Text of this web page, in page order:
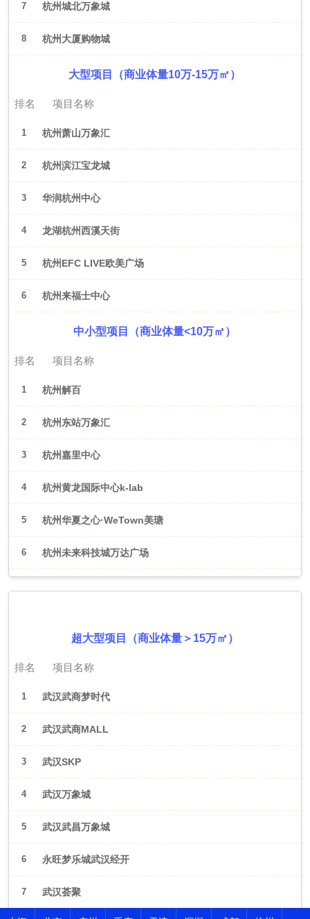
7 杭州城北万象城
8 杭州大厦购物城
大型项目（商业体量10万-15万㎡）
排名 项目名称
1 杭州萧山万象汇
2 杭州滨江宝龙城
3 华润杭州中心
4 龙湖杭州西溪天街
5 杭州EFC LIVE欧美广场
6 杭州来福士中心
中小型项目（商业体量<10万㎡）
排名 项目名称
1 杭州解百
2 杭州东站万象汇
3 杭州嘉里中心
4 杭州黄龙国际中心k-lab
5 杭州华夏之心·WeTown美瑭
6 杭州未来科技城万达广场
超大型项目（商业体量＞15万㎡）
排名 项目名称
1 武汉武商梦时代
2 武汉武商MALL
3 武汉SKP
4 武汉万象城
5 武汉武昌万象城
6 永旺梦乐城武汉经开
7 武汉荟聚